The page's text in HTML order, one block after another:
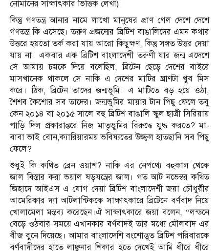
নোমানের সাক্ষাৎকার ভিত্তিক লেখা)।
কিন্তু গণতন্ত্র আনার নামে লাখো মানুষের প্রাণ গেল দেশে দেশে
গণতন্ত্র কি এসেছে। তরুণ প্রজন্মের ব্রিটিশ বাঙালিদের এমন কথার
উত্তরে হয়তো তর্ক করা যায় আরো কিছুক্ষণ, কিন্তু সঙ্গত উত্তর দেয়া
যায় না। একবার এক ব্রিটিশ বাংলাদেশী তরুণী যার জন্ম এদেশে
সে আমায় চমকে দিয়ে বলেছিল, ব্রিটেন ছেড়ে দেশের বাইরে
মাসখানেক থাকলে সে নাকি এ দেশের মাটির ঘ্রাণটা খুব মিস
করে। ঠিক, ব্রিটেন তাদের জন্মভূমি। এ মাটিতে বড় হয়ে ওঠা,
শৈশব কৈশোর সব তাদের। জন্মভুমির মায়ার টান পিছু ফেলে তবু
কেন ২০১৪ বা ২০১৫ সালে বহু ব্রিটিশ বাঙালি স্কুল ছাত্রী সিরিয়ায়
পাড়ি দিল প্রকারান্তরে নিজ মাতৃভুমির বিরুদ্ধে যুদ্ধ করতে? মা-
বাবা ভাই বোন,ক্যারিয়ারময় ভবিষ্যতের উজ্জ্বল হাতছানি সব পিছু
ফেলে?
শুধুই কি কথিত ব্রেন ওয়াশ? নাকি এর নেপথ্যে বহুকাল থেকে
জাল বিস্তার করা ভয়াল ষড়যন্ত্রের জাল। গত আট নভেম্বর কথিত
জিহাদে আইএস এ যোগ দেয়া ব্রিটিশ বাংলাদেশী জয়া চৌধুরীর
আমেরিকার দ্যা আটলান্টিককে সাক্ষাৎকারে ব্রিটেনে বর্ণবাদ নিয়ে
খোলামেলা মন্তব্য করেছেন।ঐ সাক্ষাৎকারে জয়া বলেন, “লন্ডনে
বেড়ে ওঠবার সময়ে এখানকার বর্ণবাদই তার মধ্যে মৌলবাদ এর
বীজ বুনে দিয়েছে। আমার বাংলাদেশি বংশোদ্ভূত ব্রিটিশ পরিবারকে
বর্ণবাদীদের হাতে লাঞ্ছনার শিকার হতে দেখেই আমি ধীরে ধীরে